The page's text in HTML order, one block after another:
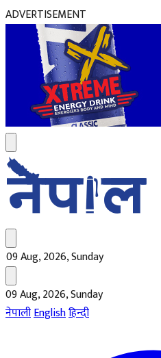
ADVERTISEMENT
09 Aug, 2026, Sunday
09 Aug, 2026, Sunday
नेपालीEnglishहिन्दी